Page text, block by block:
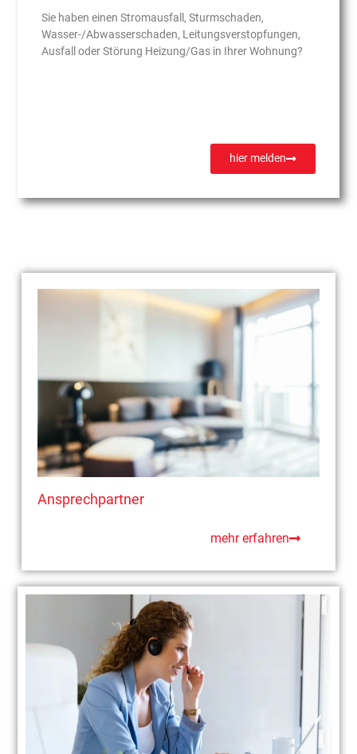
Sie haben einen Stromausfall, Sturmschaden,
Wasser-/Abwasserschaden, Leitungsverstopfungen,
Ausfall oder Störung Heizung/Gas in Ihrer Wohnung?
hier melden
Ansprechpartner
mehr erfahren